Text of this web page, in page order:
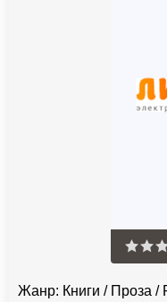
Жанр: Книги / Проза /